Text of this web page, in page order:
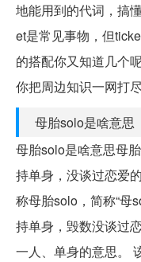
地能用到的代词，搞
et是常见事物，但
的搭配你又知道几个
你把周边知识一网打尽
母胎solo是啥意思
母胎solo是啥意思母
持单身，没谈过恋爱
称母胎solo，简称“母
持单身，毁数没谈过
一人、单身的意思。